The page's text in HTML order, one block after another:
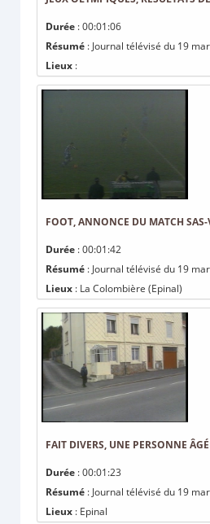
Durée : 00:01:06
Résumé : Journal télévisé du 19
Lieux :
FOOT, ANNONCE DU MATCH SAS-
Durée : 00:01:42
Résumé : Journal télévisé du 19
Lieux : La Colombière (Epinal)
FAIT DIVERS, UNE PERSONNE
Durée : 00:01:23
Résumé : Journal télévisé du 19
Lieux : Epinal